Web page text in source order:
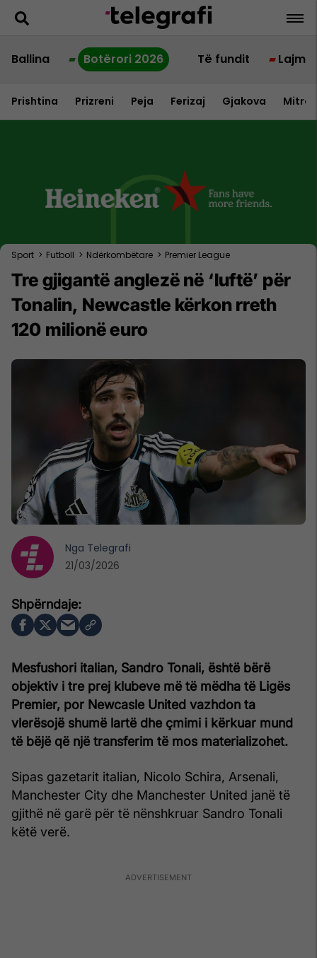
Ballina Botërori 2026 Të fundit Lajme
Prishtina Prizreni Peja Ferizaj Gjakova
Sport > Futboll > Ndërkombëtare > Premier League
Tre gjigantë anglezë në ‘luftë’ për
Tonalin, Newcastle kërkon rreth
120 milionë euro
Mesfushori italian, Sandro Tonali, është bërë
objektiv i tre prej klubeve më të mëdha të Ligës
Premier, por Newcasle United vazhdon ta
vlerësojë shumë lartë dhe çmimi i kërkuar mund
të bëjë që një transferim të mos materializohet.
Sipas gazetarit italian, Nicolo Schira, Arsenali,
Manchester City dhe Manchester United janë të
gjithë në garë për të nënshkruar Sandro Tonali
këtë verë.
Nga Telegrafi
21/03/2026